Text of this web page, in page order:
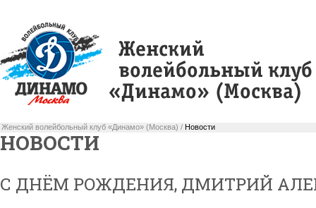
Женский волейбольный клуб «Динамо» (Москва) / Новости
НОВОСТИ
С ДНЁМ РОЖДЕНИЯ, ДМИТРИЙ